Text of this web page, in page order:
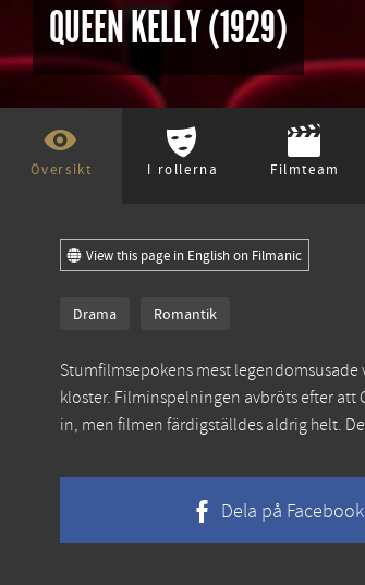
QUEEN KELLY (1929)
Översikt I rollerna Filmteam
View this page in English on Filmanic
Drama Romantik
Stumfilmsepokens mest
kloster. Filminspelningen avbröts efter att
in, men filmen färdigställdes aldrig helt.
Dela på Facebook